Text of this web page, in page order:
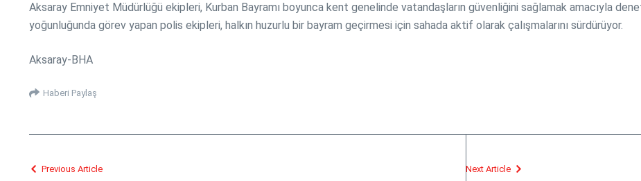
Aksaray Emniyet Müdürlüğü ekipleri, Kurban Bayramı boyunca kent genelinde vatandaşların güvenliğini sağlamak amacıyla
yoğunluğunda görev yapan polis ekipleri, halkın huzurlu bir bayram geçirmesi için sahada aktif olarak çalışmalarını sürdürüyor.
Aksaray-BHA
Haberi Paylaş
Previous Article Next Article